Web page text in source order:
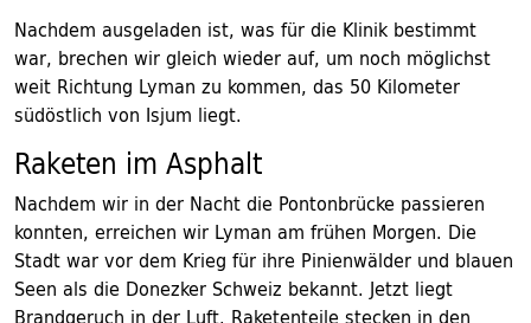
Nachdem ausgeladen ist, was für die Klinik bestimmt
war, brechen wir gleich wieder auf, um noch möglichst
weit Richtung Lyman zu kommen, das 50 Kilometer
südöstlich von Isjum liegt.
Raketen im Asphalt
Nachdem wir in der Nacht die Pontonbrücke passieren
konnten, erreichen wir Lyman am frühen Morgen. Die
Stadt war vor dem Krieg für ihre Pinienwälder und blauen
Seen als die Donezker Schweiz bekannt. Jetzt liegt